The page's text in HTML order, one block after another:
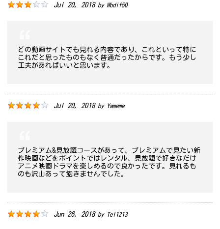
Jul 20, 2018by Wbdif50
どの動画サイトでも見れる内容であり、これといって特に
これだと思ったものもなく普通だったからです。もう少し
工夫があればいいと思います。
Jul 20, 2018by Yameme
プレミアム&見放題コースがあって、プレミアムで見たい新
作映画などをポイントではレンタル、見放題で好きなだけ
アニメ映画ドラマを楽しめるので良かったです。見れるも
のも沢山あって飽きませんでした。
Jun 26, 2018by Tel1213